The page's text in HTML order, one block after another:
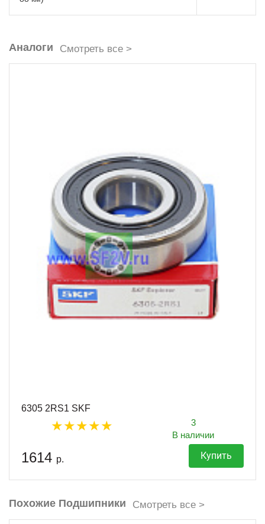
Аналоги Смотреть все >
6305 2RS1 SKF
3
В наличии
1614 р. Купить
Похожие Подшипники Смотреть все >